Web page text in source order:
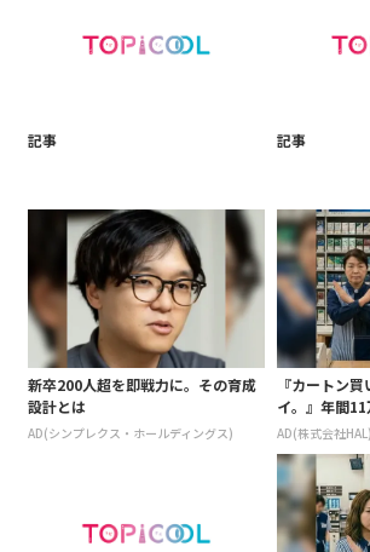
記事 記事
新卒200人超を即戦力に。その育成
設計とは
AD(シンプレクス・ホールディングス)
『カートン
イ。』年間
が爆売れ
AD(株式会社HAL)